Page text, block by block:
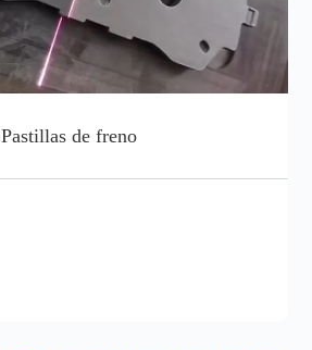
Pastillas de freno